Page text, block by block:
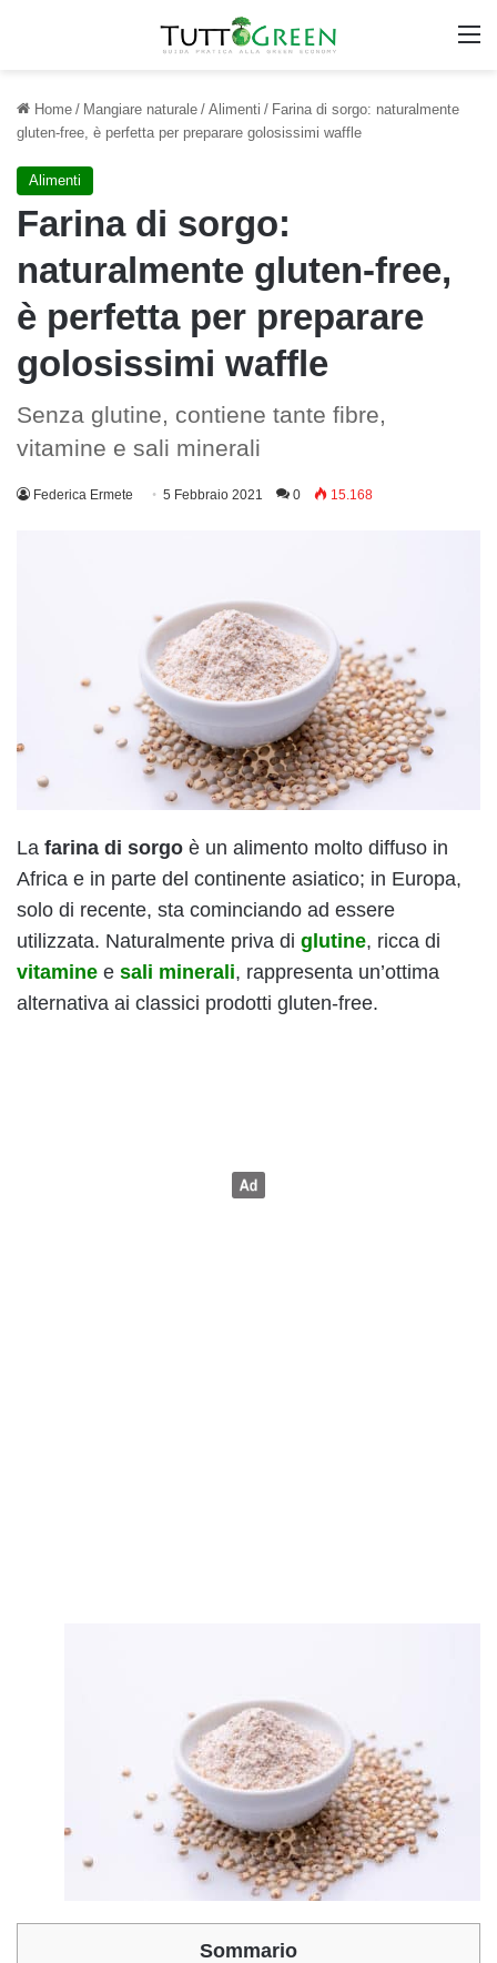
Home / Mangiare naturale / Alimenti / Farina di sorgo: naturalmente
gluten-free, è perfetta per preparare golosissimi waffle
Alimenti
Farina di sorgo:
naturalmente gluten-free,
è perfetta per preparare
golosissimi waffle
Senza glutine, contiene tante fibre,
vitamine e sali minerali
Federica Ermete 5 Febbraio 2021 0 15.168
La farina di sorgo è un alimento molto diffuso in
Africa e in parte del continente asiatico; in Europa,
solo di recente, sta cominciando ad essere
utilizzata. Naturalmente priva di glutine, ricca di
vitamine e sali minerali, rappresenta un’ottima
alternativa ai classici prodotti gluten-free.
Sommario